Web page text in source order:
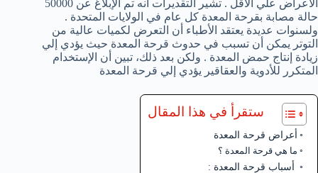
الأعراض علي الأٌقل . تشير التقديرات انه تم الإبلاغ عن 50000
حالة مصابة بقرحة المعدة كل عام في الولايات المتحدة .
ولسنوات عديدة يعتقد الأطباء أن التعرض لكميات عالية من
التوتر يمكن أن تسبب في حدوث قرحة المعدة حيث يؤدي إلي
زيادة إنتاج حمض المعدة . ولكن بعد ذلك، تبين أن الإستخدام
المتكرر للأدوية والعقاقير يؤدي إلي قرحة المعدة
ستقرأ في هذا المقال
أعراض قرحة المعدة
ما هي قرحة المعدة ؟
أسباب قرحة المعدة :